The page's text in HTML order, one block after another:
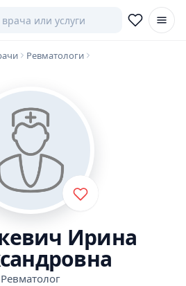
Ревматологи
Ирина
Ревматолог